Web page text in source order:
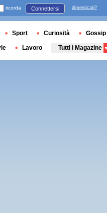
ricorda Connettersi dimenticati?
Sport Curiosità Gossip
Lavoro Tutti i Magazine